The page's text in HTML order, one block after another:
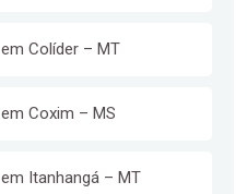
Colíder – MT
Coxim – MS
Itanhangá – MT